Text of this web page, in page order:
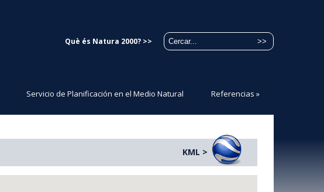
Què és Natura 2000? >>
Servicio de Planificación en el Medio Natural Referencias »
KML >